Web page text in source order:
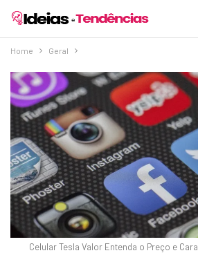
Home Geral
Celular Tesla Valor Entenda o Preço e